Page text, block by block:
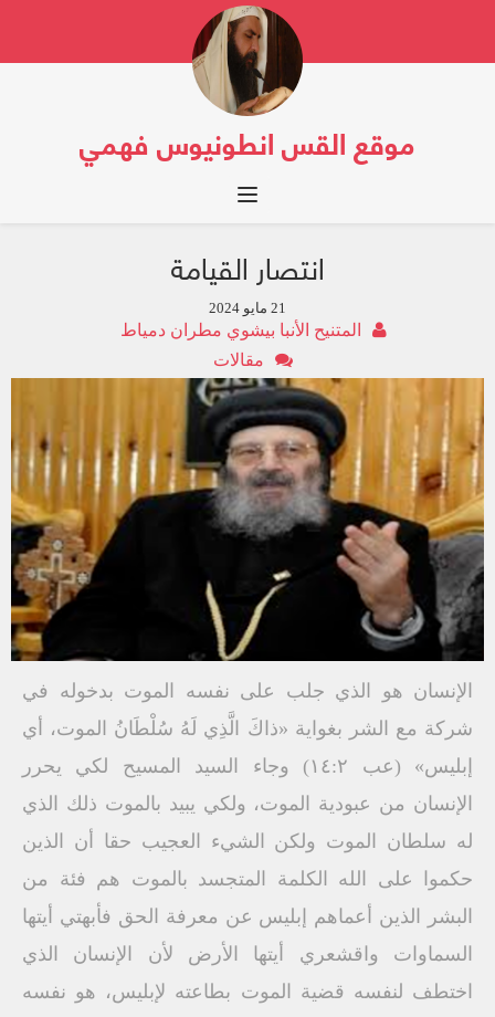
موقع القس انطونيوس فهمي
Toggle navigation
انتصار القيامة
21 مايو 2024
المتنيح الأنبا بيشوي مطران دمياط
مقالات
الإنسان هو الذي جلب على نفسه الموت بدخوله في
شركة مع الشر بغواية «ذاكَ الَّذِي لَهُ سُلْطَانُ الموت، أي
إبليس» (عب ١٤:٢) وجاء السيد المسيح لكي يحرر
الإنسان من عبودية الموت، ولكي يبيد بالموت ذلك الذي
له سلطان الموت ولكن الشيء العجيب حقا أن الذين
حكموا على الله الكلمة المتجسد بالموت هم فئة من
البشر الذين أعماهم إبليس عن معرفة الحق فأبهتي أيتها
السماوات واقشعري أيتها الأرض لأن الإنسان الذي
اختطف لنفسه قضية الموت بطاعته لإبليس، هو نفسه